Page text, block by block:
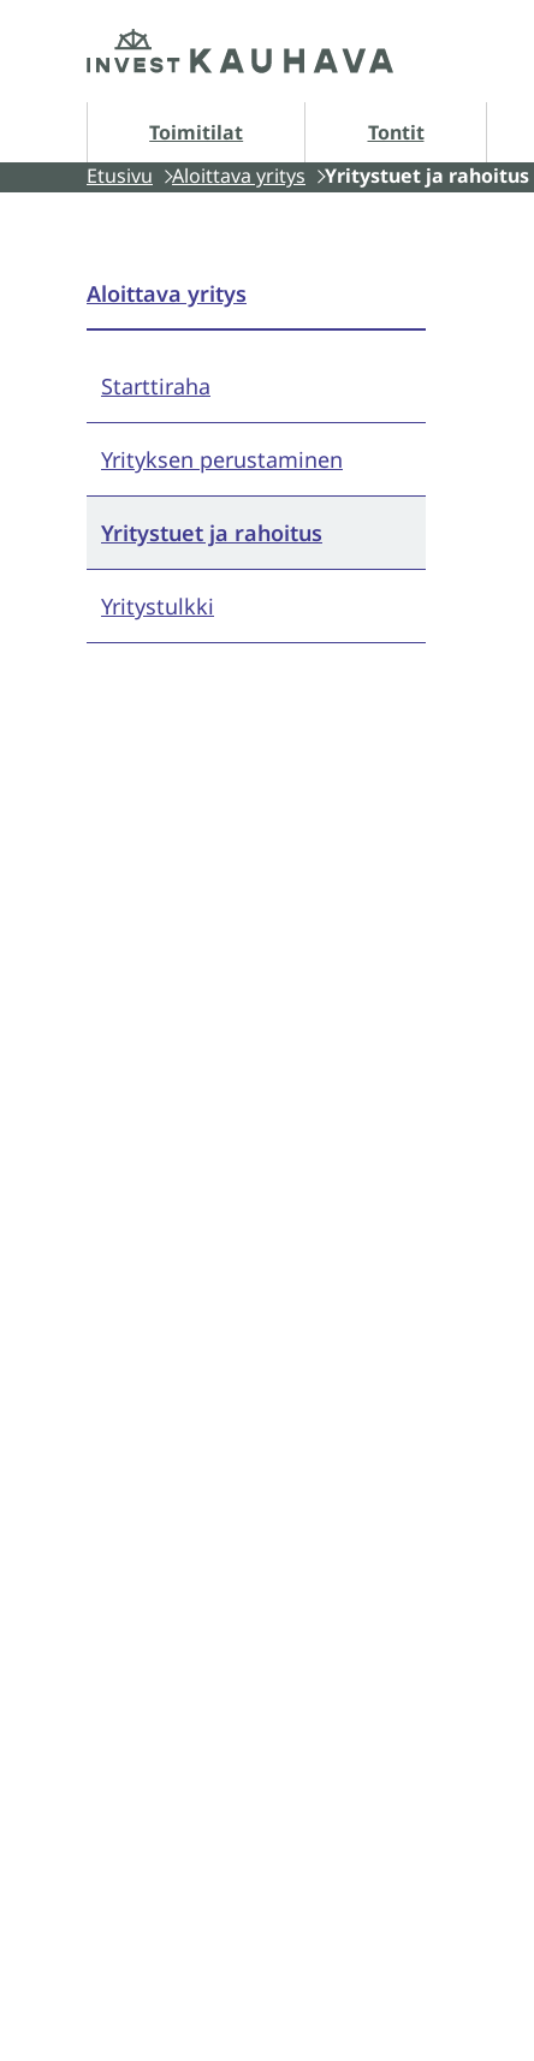
sisältöön
Etusivu
Toimitilat Tontit
Tontit alasivut
Etusivu
Aloittava yritys Yritystuet ja rahoitus
Aloittava yritys
Starttiraha
Yrityksen perustaminen
Yritystuet ja rahoitus
Yritystulkki